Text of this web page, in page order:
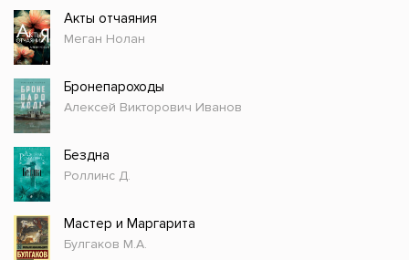
Акты отчаяния
Меган Нолан
Бронепароходы
Алексей Викторович Иванов
Бездна
Роллинс Д.
Мастер и Маргарита
Булгаков М.А.